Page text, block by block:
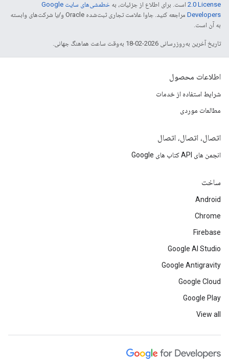
2.0 License است. برای اطلاع از جزئیات، به
خطمشی‌های سایت Google
Developers‏
مراجعه کنید. جاوا علامت تجاری ثبت‌شده Oracle و/یا شرکت‌های وابسته
به آن است.
تاریخ آخرین به‌روزرسانی 2026-02-18 به‌وقت ساعت هماهنگ جهانی.
اطلاعات محصول
شرایط استفاده از خدمات
مطالعات موردی
اتصال، اتصال، اتصال
انجمن های API کتاب های Google
ساخت
Android
Chrome
Firebase
Google AI Studio
Google Antigravity
Google Cloud
Google Play
View all